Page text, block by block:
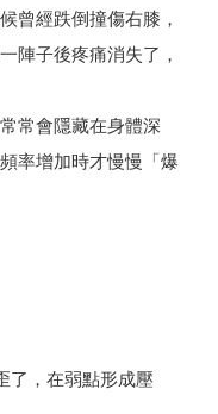
曾經跌倒撞傷右膝，
陣子後疼痛消失了，
常會隱藏在身體深
率增加時才慢慢「爆
了，在弱點形成壓